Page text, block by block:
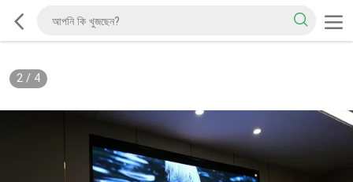
2/ 4